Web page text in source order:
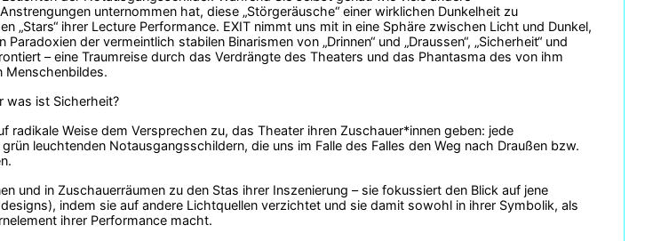
unternommen hat, diese „Störgeräusche“ einer wirklichen Dunkelheit zu
„Stars“ ihrer Lecture Performance. EXIT nimmt uns mit in eine Sphäre zwischen Licht und Dunkel,
der vermeintlich stabilen Binarismen von „Drinnen“ und „Draussen“, „Sicherheit“ und
– eine Traumreise durch das Verdrängte des Theaters und das Phantasma des von ihm
Menschenbildes.
was ist Sicherheit?
radikale Weise dem Versprechen zu, das Theater ihren Zuschauer*innen geben: jede
leuchtenden Notausgangsschildern, die uns im Falle des Falles den Weg nach Draußen bzw.
und in Zuschauerräumen zu den Stas ihrer Inszenierung – sie fokussiert den Blick auf jene
indem sie auf andere Lichtquellen verzichtet und sie damit sowohl in ihrer Symbolik, als
ihrer Performance macht.